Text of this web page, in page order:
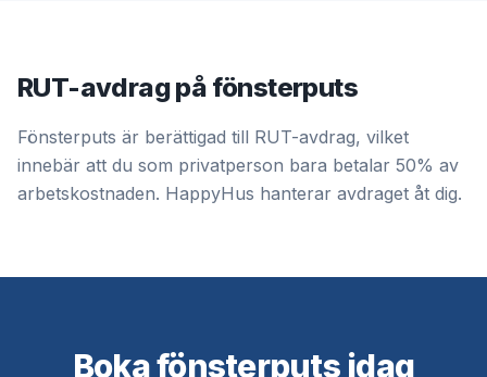
RUT-avdrag på fönsterputs
Fönsterputs är berättigad till RUT-avdrag, vilket
innebär att du som privatperson bara betalar 50% av
arbetskostnaden. HappyHus hanterar avdraget åt dig.
Boka fönsterputs idag